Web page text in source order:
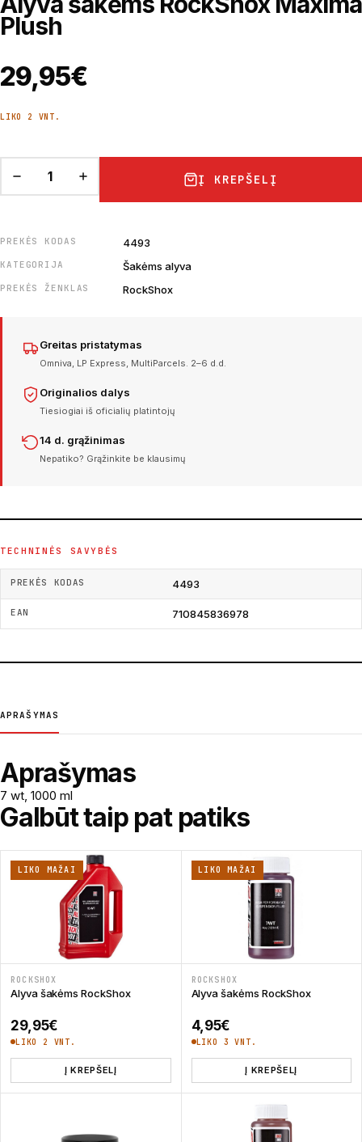
Plush
29,95€
LIKO 2 VNT.
Į KREPŠELĮ
PREKĖS KODAS 4493
KATEGORIJA Šakėms alyva
PREKĖS ŽENKLAS RockShox
Greitas pristatymas
Omniva, LP Express, MultiParcels. 2–6 d.d.
Originalios dalys
Tiesiogiai iš oficialių platintojų
14 d. grąžinimas
Nepatiko? Grąžinkite be klausimų
TECHNINĖS SAVYBĖS
PREKĖS KODAS 4493
EAN 710845836978
APRAŠYMAS
Aprašymas
7 wt, 1000 ml
Galbūt taip pat patiks
LIKO MAŽAI
ROCKSHOX
Alyva šakėms RockShox
29,95€
LIKO 2 VNT.
Į KREPŠELĮ
LIKO MAŽAI
ROCKSHOX
Alyva šakėms RockShox
4,95€
LIKO 3 VNT.
Į KREPŠELĮ